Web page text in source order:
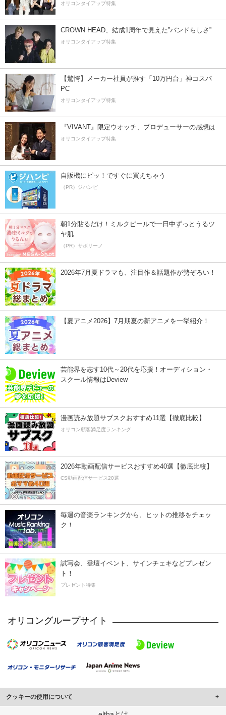
オリコンタイアップ特集
CROWN HEAD、結成1周年で見えた”バンドらしさ”
オリコンタイアップ特集
【驚愕】メーカー社員が推す「10万円台」神コスパ
PC
オリコンタイアップ特集
『VIVANT』限定ウオッチ、プロデューサーの感想は
オリコンタイアップ特集
自販機にピッ！ですぐに買えちゃう
（PR）ジハンピ
朝1分貼るだけ！ミルクピールで一日中ずっとうるツ
ヤ肌
（PR）サボリーノ
2026年7月夏ドラマも、注目作＆話題作が勢ぞろい！
【夏アニメ2026】7月期夏の新アニメを一挙紹介！
芸能界を志す10代～20代を応援！オーディション・
スクール情報はDeview
漫画読み放題サブスクおすすめ11選【徹底比較】
オリコン顧客満足度ランキング
2026年動画配信サービスおすすめ40選【徹底比較】
CS動画配信サービス20選
毎週の音楽ランキングから、ヒットの推移をチェッ
ク！
試写会、登壇イベント、サインチェキなどプレゼン
ト！
プレゼント特集
オリコングループサイト
クッキーの使用について
このサイトでは Cookie を使用して、ユーザーに合わせたコンテンツや広告の